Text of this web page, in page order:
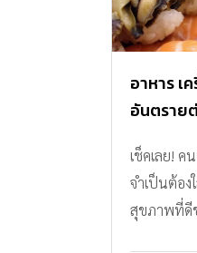
อาหาร เ
อันตราย
เช็คเลย!
จำเป็นต้อง
สุขภาพที่ดี